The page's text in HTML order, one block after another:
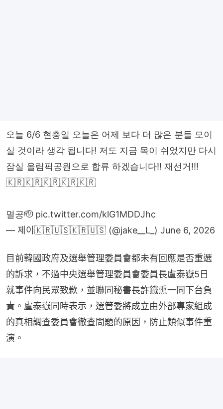
오늘 6/6 현충일 오늘은 어제 보다 더 많은 분들 모이
실 것이라 생각 됩니다! 저도 지금 목이 쉬었지만 다시
잠실 올림픽공원으로 합류 하겠습니다!! 재선거!!!
🇰🇷🇰🇷🇰🇷🇰🇷🇰🇷
멸공🫡 pic.twitter.com/klG1MDDJhc
— 제이🇰🇷🇺🇸🇰🇷🇺🇸 (@jake__L_) June 6, 2026
目前韓國政府及選舉管理委員會都未有回應是否重選
的訴求，不過中央選舉管理委員會委員長盧泰嶽5日
就事件向民眾致歉，並聯同秘書長許鐵熏一同下台負
責。盧泰嶽同時表示，選管委將成立由外部專家組成
的真相調查委員會徹查問題的原因，防止類似事件重
演。